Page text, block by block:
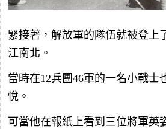
緊接著，解放軍的隊伍就被登上
江南北。
當時在12兵團46軍的一名小戰士
悅。
可當他在報紙上看到三位將軍英